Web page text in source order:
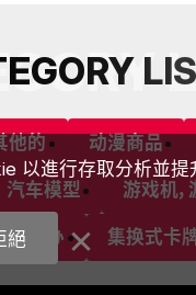
EGORY LIS
他的 动漫商品
汽车模型 游戏机
胶手办 集换式卡
以進行存取分析並提
絕 ×